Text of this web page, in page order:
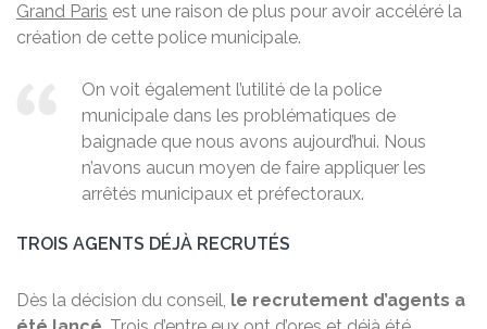
Grand Paris est une raison de plus pour avoir accéléré la
création de cette police municipale.
On voit également l’utilité de la police
municipale dans les problématiques de
baignade que nous avons aujourd’hui. Nous
n’avons aucun moyen de faire appliquer les
arrêtés municipaux et préfectoraux.
TROIS AGENTS DÉJÀ RECRUTÉS
Dès la décision du conseil, le recrutement d’agents a